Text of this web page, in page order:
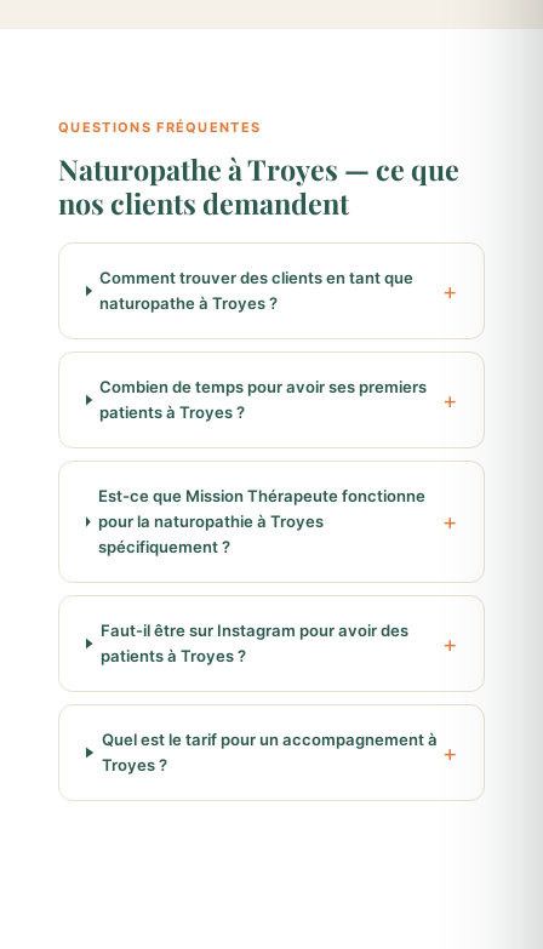
QUESTIONS FRÉQUENTES
Naturopathe à Troyes — ce que
nos clients demandent
Comment trouver des clients en tant que
naturopathe à Troyes ?
Combien de temps pour avoir ses premiers
patients à Troyes ?
Est-ce que Mission Thérapeute fonctionne
pour la naturopathie à Troyes
spécifiquement ?
Faut-il être sur Instagram pour avoir des
patients à Troyes ?
Quel est le tarif pour un accompagnement à
Troyes ?